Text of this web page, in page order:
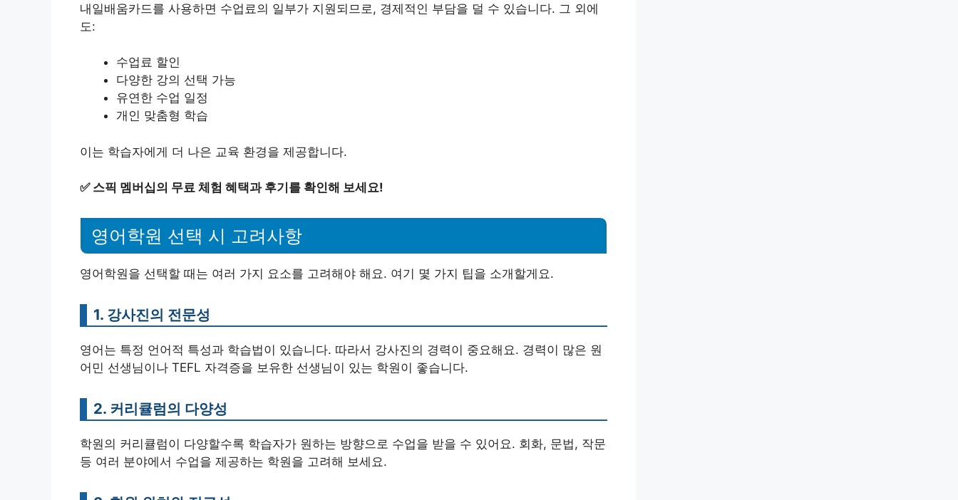
내일배움카드를 사용하면 수업료의 일부가 지원되므로, 경제적인 부담을 덜 수 있습니다. 그 외에
도:
수업료 할인
다양한 강의 선택 가능
유연한 수업 일정
개인 맞춤형 학습
이는 학습자에게 더 나은 교육 환경을 제공합니다.
✅ 스픽 멤버십의 무료 체험 혜택과 후기를 확인해 보세요!
영어학원 선택 시 고려사항
영어학원을 선택할 때는 여러 가지 요소를 고려해야 해요. 여기 몇 가지 팁을 소개할게요.
1. 강사진의 전문성
영어는 특정 언어적 특성과 학습법이 있습니다. 따라서 강사진의 경력이 중요해요. 경력이 많은 원
어민 선생님이나 TEFL 자격증을 보유한 선생님이 있는 학원이 좋습니다.
2. 커리큘럼의 다양성
학원의 커리큘럼이 다양할수록 학습자가 원하는 방향으로 수업을 받을 수 있어요. 회화, 문법, 작문
등 여러 분야에서 수업을 제공하는 학원을 고려해 보세요.